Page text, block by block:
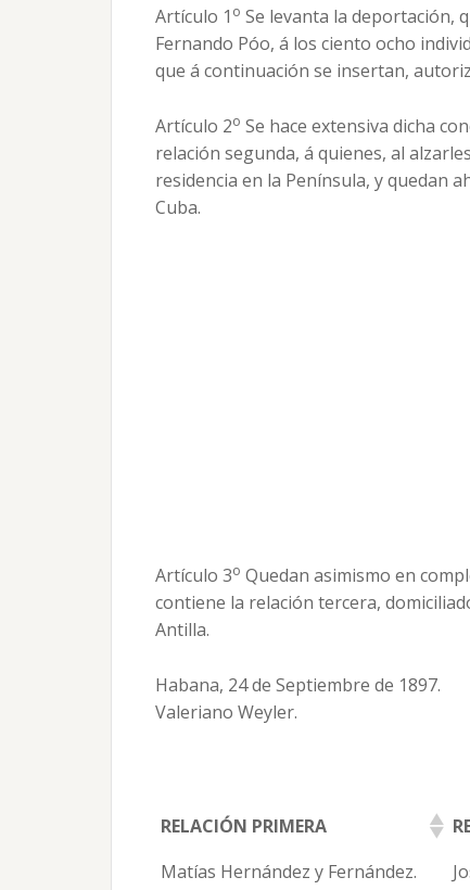
Artículo 1 o Se levanta la deportación,
Fernando Póo, á los ciento ocho
que á continuación se insertan,
Artículo 2o Se hace extensiva dicha
relación segunda, á quienes, al
residencia en la Península, y quedan
Cuba.
Artículo 3o Quedan asimismo en
contiene la relación tercera,
Antilla.
Habana, 24 de Septiembre de 1897.
Valeriano Weyler.
RELACIÓN PRIMERA
RELACIÓN PRIMERA
Matías Hernández y Fernández.